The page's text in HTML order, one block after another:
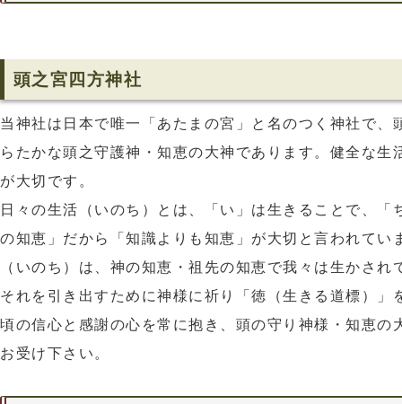
頭之宮四方神社
当神社は日本で唯一「あたまの宮」と名のつく神社で、
らたかな頭之守護神・知恵の大神であります。健全な生
が大切です。
日々の生活（いのち）とは、「い」は生きることで、「
の知恵」だから「知識よりも知恵」が大切と言われてい
（いのち）は、神の知恵・祖先の知恵で我々は生かされ
それを引き出すために神様に祈り「徳（生きる道標）」
頃の信心と感謝の心を常に抱き、頭の守り神様・知恵の
お受け下さい。